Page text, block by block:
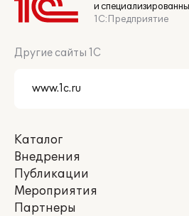
и
1С:Предприятие
Другие сайты 1С
Каталог
Внедрения
Публикации
Мероприятия
Партнеры